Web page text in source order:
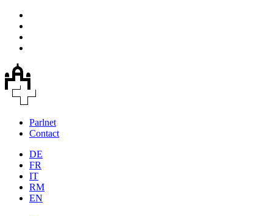
Parlnet
Contact
DE
FR
IT
RM
EN